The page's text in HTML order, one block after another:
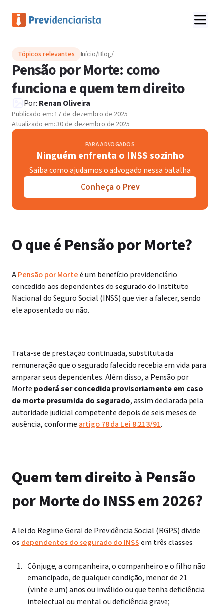
Tópicos relevantes Início/Blog/
Pensão por Morte: como
funciona e quem tem direito
Por: Renan Oliveira
Publicado em: 17 de dezembro de 2025
Atualizado em: 30 de dezembro de 2025
PARA ADVOGADOS
Ninguém enfrenta o INSS sozinho
Saiba como ajudamos o advogado nessa batalha
Conheça o Prev
O que é Pensão por Morte?
APensão por Morteé um benefício previdenciário
concedido aos dependentes do segurado do Instituto
Nacional do Seguro Social (INSS) que vier a falecer, sendo
ele aposentado ou não.
Trata-se de prestação continuada, substituta da
remuneração que o segurado falecido recebia em vida para
amparar seus dependentes.Além disso, a Pensão por
Morte poderá ser concedida provisoriamente em caso
de morte presumida do segurado, assim declarada pela
autoridade judicial competente depois de seis meses de
ausência, conforme artigo 78 da Lei 8.213/91.
Quem tem direito à Pensão
por Morte do INSS em 2026?
A lei do Regime Geral de Previdência Social (RGPS) divide
os dependentes do segurado do INSSem três classes:
Cônjuge, a companheira, o companheiro e o filho não
emancipado, de qualquer condição, menor de 21
(vinte e um) anos ou inválido ou que tenha deficiência
intelectual ou mental ou deficiência grave;